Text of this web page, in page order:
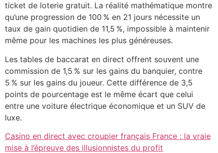
ticket de loterie gratuit. La réalité mathématique montre
qu’une progression de 100 % en 21 jours nécessite un
taux de gain quotidien de 11,5 %, impossible à maintenir
même pour les machines les plus généreuses.
Les tables de baccarat en direct offrent souvent une
commission de 1,5 % sur les gains du banquier, contre
5 % sur les gains du joueur. Cette différence de 3,5
points de pourcentage est le même écart que celui
entre une voiture électrique économique et un SUV de
luxe.
Casino en direct avec croupier français France : la vraie
mise à l’épreuve des illusionnistes du profit